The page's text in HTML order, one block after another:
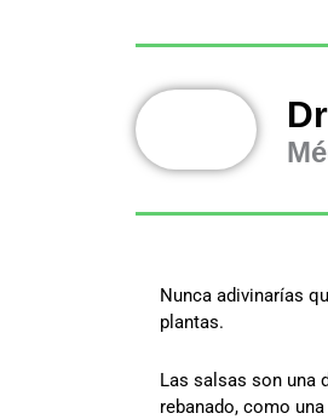
Nunca adivinarías
plantas.
Las salsas son una
rebanado, como